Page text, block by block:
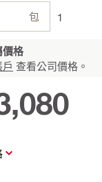
包 1
價格
查看公司價格。